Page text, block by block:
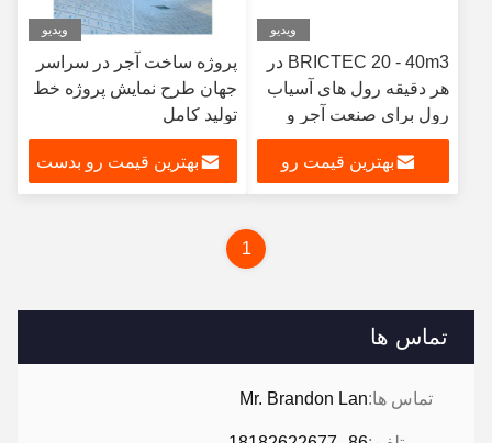
تماس ها
تماس ها:Mr. Brandon Lan
ویدیو
BRICTEC 20 - 40m3 در
هر دقیقه رول های آسیاب
رول برای صنعت آجر و
کاشی
بهترین قیمت رو
ویدیو
پروژه ساخت آجر در سراسر
جهان طرح نمایش پروژه خط
تولید کامل
بهترین قیمت رو بدست
1